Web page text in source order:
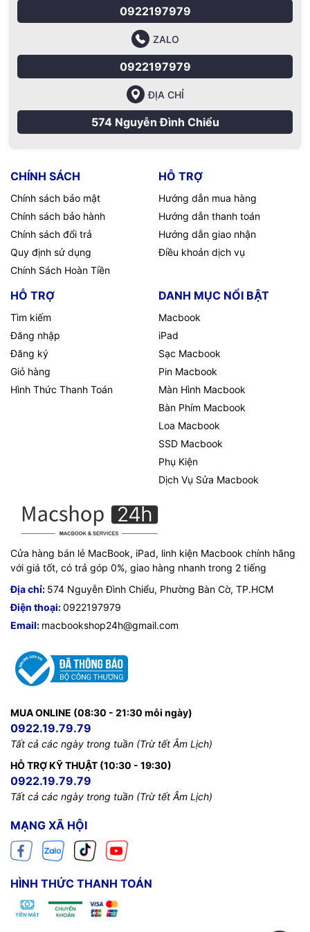
ràng hơn, đầy đủ hơn. Và Spatial Audio tạo ra âm trường ba
chiều phức tạp khi bạn phát nhạc hoặc video bằng Dolby
Mọi chi tiết các bạn có thể liên hệ :
Macshop24h.vn
Địa chỉ: 574 Nguyễn Đình Chiểu Phường 4 Quận 3 TP.HCM
Email: macbookshop24h@gmail.com
Thời gian làm việc: 8h30 - 19h00 ( Chủ Nhật làm việc từ
9h30 - 18h )
0922197979
ZALO
0922197979
ĐỊA CHỈ
574 Nguyễn Đình Chiểu
CHÍNH SÁCH
Chính sách bảo mật
Chính sách bảo hành
Chính sách đổi trả
Quy định sử dụng
Chính Sách Hoàn Tiền
HỖ TRỢ
Hướng dẫn mua hàng
Hướng dẫn thanh toán
Hướng dẫn giao nhận
Điều khoản dịch vụ
HỖ TRỢ
Tìm kiếm
Đăng nhập
Đăng ký
Giỏ hàng
Hình Thức Thanh Toán
DANH MỤC NỔI BẬT
Macbook
iPad
Sạc Macbook
Pin Macbook
Màn Hình Macbook
Bàn Phím Macbook
Loa Macbook
SSD Macbook
Phụ Kiện
Dịch Vụ Sửa Macbook
Cửa hàng bán lẻ MacBook, iPad, linh kiện Macbook chính hãng
với giá tốt, có trả góp 0%, giao hàng nhanh trong 2 tiếng
Địa chỉ: 574 Nguyễn Đình Chiểu, Phường Bàn Cờ, TP.HCM
Điện thoại:0922197979
Email: macbookshop24h@gmail.com
MUA ONLINE (08:30 - 21:30 mỗi ngày)
0922.19.79.79
Tất cả các ngày trong tuần (Trừ tết Âm Lịch)
HỖ TRỢ KỸ THUẬT (10:30 - 19:30)
0922.19.79.79
Tất cả các ngày trong tuần (Trừ tết Âm Lịch)
MẠNG XÃ HỘI
HÌNH THỨC THANH TOÁN